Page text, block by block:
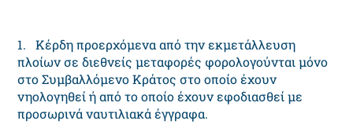
1. Κέρδη προερχόμενα από την εκμετάλλευση
πλοίων σε διεθνείς μεταφορές φορολογούνται μόνο
στο Συμβαλλόμενο Κράτος στο οποίο έχουν
νηολογηθεί ή από το οποίο έχουν εφοδιασθεί με
προσωρινά ναυτιλιακά έγγραφα.